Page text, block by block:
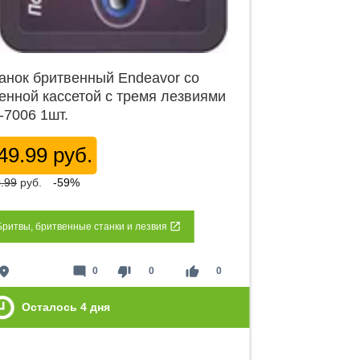
бритвенный Endeavor со
кассетой с тремя лезвиями
7006 1шт.
руб.
руб. -59%
бритвенные станки и лезвия
place thumb_down 0 thumb_up 0
mode_comment 0
Осталось 4 дня